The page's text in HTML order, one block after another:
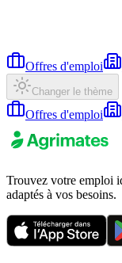
Offres d'emploi
Changer le thème
Offres d'emploi
Trouvez votre emploi
adaptés à vos besoins.